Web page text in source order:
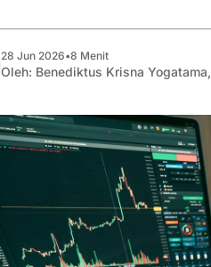
28 Jun 2026•8 Menit
Oleh: Benediktus Krisna Yogatama,